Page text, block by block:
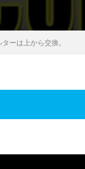
ーは上から交換。